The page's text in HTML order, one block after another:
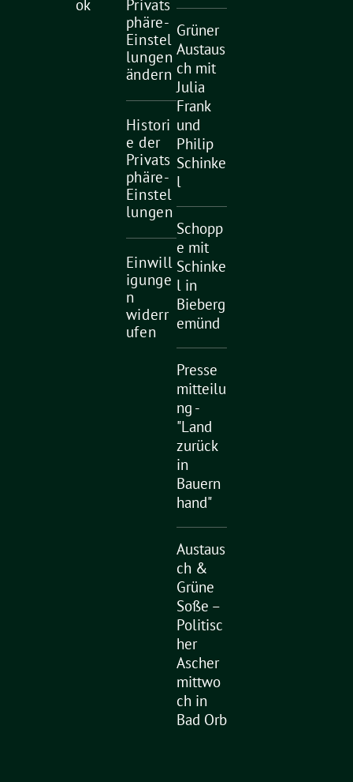
ok
Privats
phäre-
Einstel
lungen
ändern
Histori
e der
Privats
phäre-
Einstel
lungen
Einwill
igunge
n
widerr
ufen
Grüner
Austaus
ch mit
Julia
Frank
und
Philip
Schinke
l
Schopp
e mit
Schinke
l in
Bieberg
emünd
Presse
mitteilu
ng -
"Land
zurück
in
Bauern
hand"
Austaus
ch &
Grüne
Soße –
Politisc
her
Ascher
mittwo
ch in
Bad Orb